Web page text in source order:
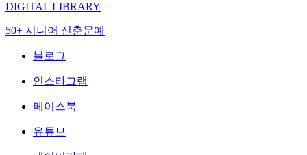
DIGITAL LIBRARY
50+ 시니어 신춘문예
블로그
인스타그램
페이스북
유튜브